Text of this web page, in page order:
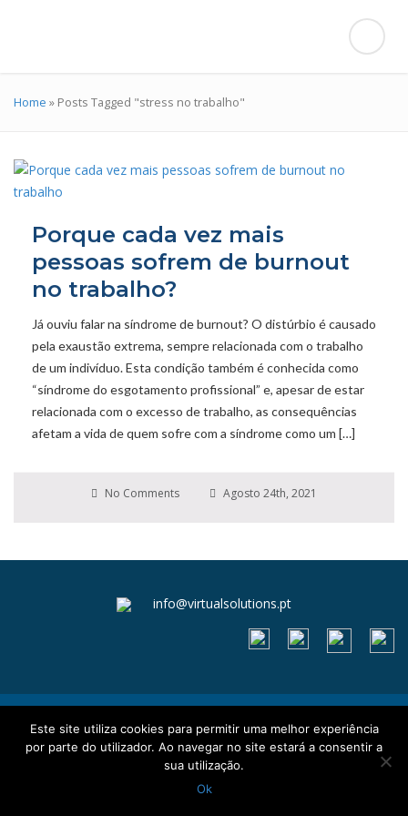
Home » Posts Tagged "stress no trabalho"
Porque cada vez mais
pessoas sofrem de burnout
no trabalho?
Já ouviu falar na síndrome de burnout? O distúrbio é causado
pela exaustão extrema, sempre relacionada com o trabalho
de um indivíduo. Esta condição também é conhecida como
“síndrome do esgotamento profissional” e, apesar de estar
relacionada com o excesso de trabalho, as consequências
afetam a vida de quem sofre com a síndrome como um […]
No Comments Agosto 24th, 2021
info@virtualsolutions.pt
Termos e Condições
Política de Privacidade e Cookies
Este site utiliza cookies para permitir uma melhor experiência
por parte do utilizador. Ao navegar no site estará a consentir a
sua utilização.
Ok